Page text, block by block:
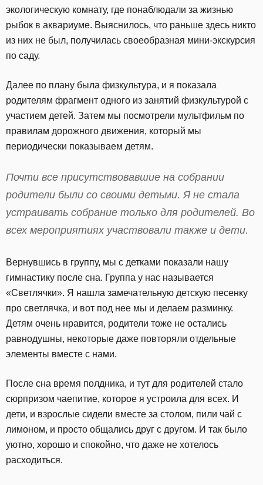
экологическую комнату, где понаблюдали за жизнью
рыбок в аквариуме. Выяснилось, что раньше здесь никто
из них не был, получилась своеобразная мини-экскурсия
по саду.
Далее по плану была физкультура, и я показала
родителям фрагмент одного из занятий физкультурой с
участием детей. Затем мы посмотрели мультфильм по
правилам дорожного движения, который мы
периодически показываем детям.
Почти все присутствовавшие на собрании
родители были со своими детьми. Я не стала
устраивать собрание только для родителей. Во
всех мероприятиях участвовали также и дети.
Вернувшись в группу, мы с детками показали нашу
гимнастику после сна. Группа у нас называется
«Светлячки». Я нашла замечательную детскую песенку
про светлячка, и вот под нее мы и делаем разминку.
Детям очень нравится, родители тоже не остались
равнодушны, некоторые даже повторяли отдельные
элементы вместе с нами.
После сна время полдника, и тут для родителей стало
сюрпризом чаепитие, которое я устроила для всех. И
дети, и взрослые сидели вместе за столом, пили чай с
лимоном, и просто общались друг с другом. И так было
уютно, хорошо и спокойно, что даже не хотелось
расходиться.